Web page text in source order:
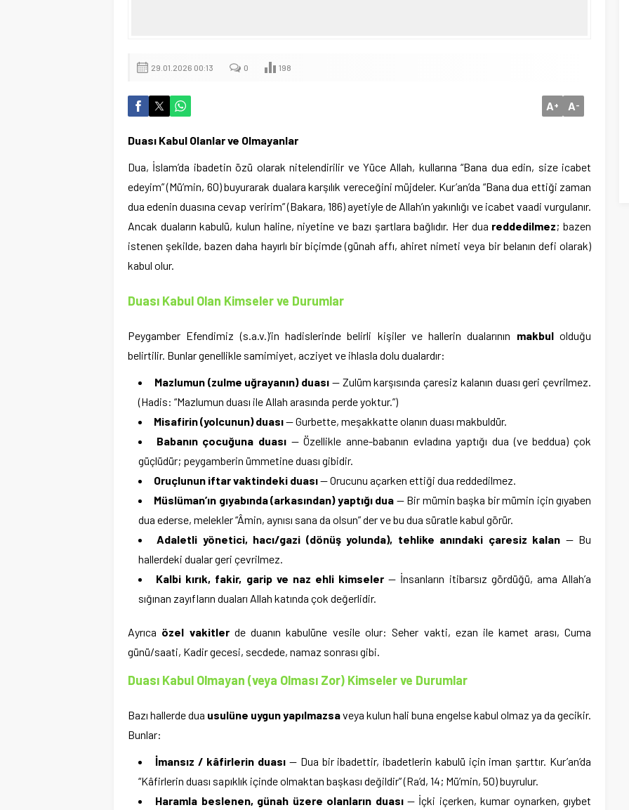
29.01.2026 00:13 0 198
A+ A-
Duası Kabul Olanlar ve Olmayanlar
Dua, İslam’da ibadetin özü olarak nitelendirilir ve Yüce Allah, kullarına “Bana dua edin, size icabet
edeyim” (Mü’min, 60) buyurarak dualara karşılık vereceğini müjdeler. Kur’an’da “Bana dua ettiği zaman
dua edenin duasına cevap veririm” (Bakara, 186) ayetiyle de Allah’ın yakınlığı ve icabet vaadi vurgulanır.
Ancak duaların kabulü, kulun haline, niyetine ve bazı şartlara bağlıdır. Her dua reddedilmez; bazen
istenen şekilde, bazen daha hayırlı bir biçimde (günah affı, ahiret nimeti veya bir belanın defi olarak)
kabul olur.
Duası Kabul Olan Kimseler ve Durumlar
Peygamber Efendimiz (s.a.v.)’in hadislerinde belirli kişiler ve hallerin dualarının makbulolduğu
belirtilir. Bunlar genellikle samimiyet, acziyet ve ihlasla dolu dualardır:
Mazlumun (zulme uğrayanın) duası — Zulüm karşısında çaresiz kalanın duası geri çevrilmez.
(Hadis: “Mazlumun duası ile Allah arasında perde yoktur.”)
Misafirin (yolcunun) duası— Gurbette, meşakkatte olanın duası makbuldür.
Babanın çocuğuna duası — Özellikle anne-babanın evladına yaptığı dua (ve beddua) çok
güçlüdür; peygamberin ümmetine duası gibidir.
Oruçlunun iftar vaktindeki duası— Orucunu açarken ettiği dua reddedilmez.
Müslüman’ın gıyabında (arkasından) yaptığı dua — Bir mümin başka bir mümin için gıyaben
dua ederse, melekler “Âmin, aynısı sana da olsun” der ve bu dua süratle kabul görür.
Adaletli yönetici, hacı/gazi (dönüş yolunda), tehlike anındaki çaresiz kalan — Bu
hallerdeki dualar geri çevrilmez.
Kalbi kırık, fakir, garip ve naz ehli kimseler — İnsanların itibarsız gördüğü, ama Allah’a
sığınan zayıfların duaları Allah katında çok değerlidir.
Ayrıca özel vakitlerde duanın kabulüne vesile olur: Seher vakti, ezan ile kamet arası, Cuma
günü/saati, Kadir gecesi, secdede, namaz sonrası gibi.
Duası Kabul Olmayan (veya Olması Zor) Kimseler ve Durumlar
Bazı hallerde dua usulüne uygun yapılmazsaveya kulun hali buna engelse kabul olmaz ya da gecikir.
Bunlar:
İmansız / kâfirlerin duası — Dua bir ibadettir, ibadetlerin kabulü için iman şarttır. Kur’an’da
“Kâfirlerin duası sapıklık içinde olmaktan başkası değildir” (Ra’d, 14; Mü’min, 50) buyrulur.
Haramla beslenen, günah üzere olanların duası— İçki içerken, kumar oynarken, gıybet